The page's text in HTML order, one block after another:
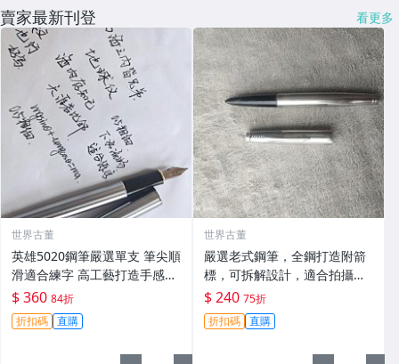
賣家最新刊登 看更多
世界古董
英雄5020鋼筆嚴選單支 筆尖順
滑適合練字 高工藝打造手感佳
英雄5020 鋪筆 卡其色 鉑金鍍
工藝 經典款式 英雄5020 鋪筆
時尚經典 字體工整
$ 360 84折
折扣碼 直購
世界古董
嚴選老式鋼筆，全鋼打造附箭
標，可拆解設計，適合拍攝與
收藏。影視道具好選擇。 老鋼
筆 電影道具 雑貨收藏
$ 240 75折
折扣碼 直購